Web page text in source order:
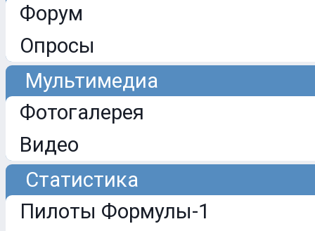
Форум
Опросы
Мультимедиа
Фотогалерея
Видео
Статистика
Пилоты Формулы-1